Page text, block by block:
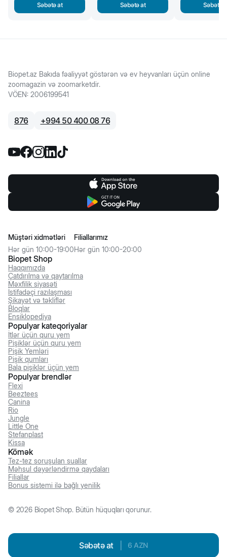
Səbətə at 6 AZN
Səbətə at Səbətə at Səbətə
Biopet.az Bakıda fəaliyyət göstərən və ev heyvanları üçün online
zoomagazin və zoomarketdir.
VÖEN: 2006199541
876 +994 50 400 08 76
Biopet Shop
Haqqımızda
Çatdırılma və qaytarılma
Məxfilik siyasəti
İstifadəçi razılaşması
Şikayət və təkliflər
Bloqlar
Ensiklopediya
Müştəri xidmətləri
Hər gün 10:00-19:00
Filiallarımız
Hər gün 10:00-20:00
Populyar kateqoriyalar
İtlər üçün quru yem
Pişiklər üçün quru yem
Pişik Yemləri
Pişik qumları
Bala pişiklər üçün yem
Populyar brendlər
Flexi
Beeztees
Canina
Rio
Jungle
Little One
Stefanplast
Kissa
Kömək
Tez-tez soruşulan suallar
Məhsul dəyərləndirmə qaydaları
Filiallar
Bonus sistemi ilə bağlı yenilik
© 2026Biopet Shop. Bütün hüquqları qorunur.